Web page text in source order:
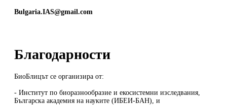
Bulgaria.IAS@gmail.com
Благодарности
БиоБлицът се организира от:
- Институт по биоразнообразие и екосистемни изследвания,
Българска академия на науките (ИБЕИ-БАН), и